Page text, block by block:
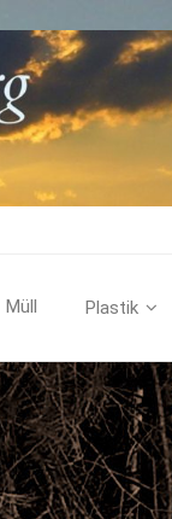
Müll Plastik